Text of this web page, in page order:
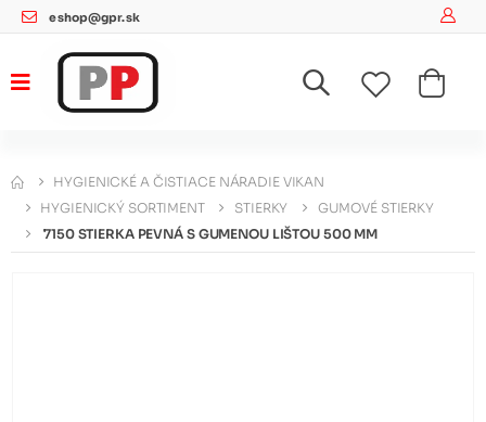
eshop@gpr.sk
HYGIENICKÉ A ČISTIACE NÁRADIE VIKAN
HYGIENICKÝ SORTIMENT
STIERKY
GUMOVÉ STIERKY
7150 STIERKA PEVNÁ S GUMENOU LIŠTOU 500 MM